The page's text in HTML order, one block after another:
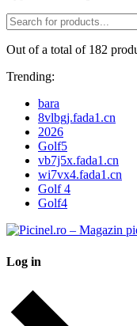
Out of a total of 182
Trending:
bara
8vlbgj.fada1.cn
2026
Golf5
vb7j5x.fada1.cn
wi7vx4.fada1.cn
Golf 4
Golf4
Log in